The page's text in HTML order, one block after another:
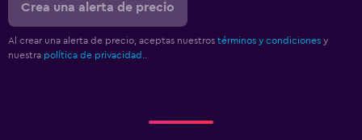
Crea una alerta de precio
Al crear una alerta de precio, aceptas nuestros términos y condiciones y
nuestra política de privacidad..